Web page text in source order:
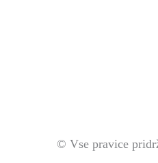
© Vse pravice